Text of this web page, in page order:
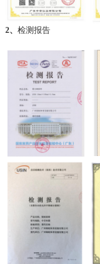
2、 检测报告